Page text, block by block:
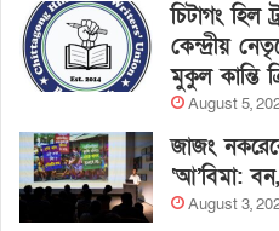
চিটাগং হিল
কেন্দ্রীয়
মুকুল কান্তি
August 5,
জাজং
‘আ’বিমা:
August 3,